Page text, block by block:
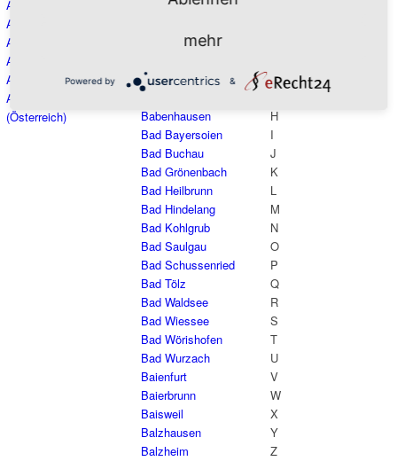
Adelzhausen
Aichen
Aichstetten
Aitrach
Aitrang
Alberschwende
(Österreich)
Altheim
Altshausen
Amberg
Babenhausen
Bad Bayersoien
Bad Buchau
Bad Grönenbach
Bad Heilbrunn
Bad Hindelang
Bad Kohlgrub
Bad Saulgau
Bad Schussenried
Bad Tölz
Bad Waldsee
Bad Wiessee
Bad Wörishofen
Bad Wurzach
Baienfurt
Baierbrunn
Baisweil
Balzhausen
Balzheim
H
I
J
K
L
M
N
O
P
Q
R
S
T
U
V
W
X
Y
Z
mehr
Powered by &